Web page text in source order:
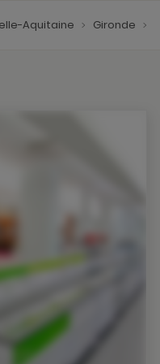
Aquitaine Gironde